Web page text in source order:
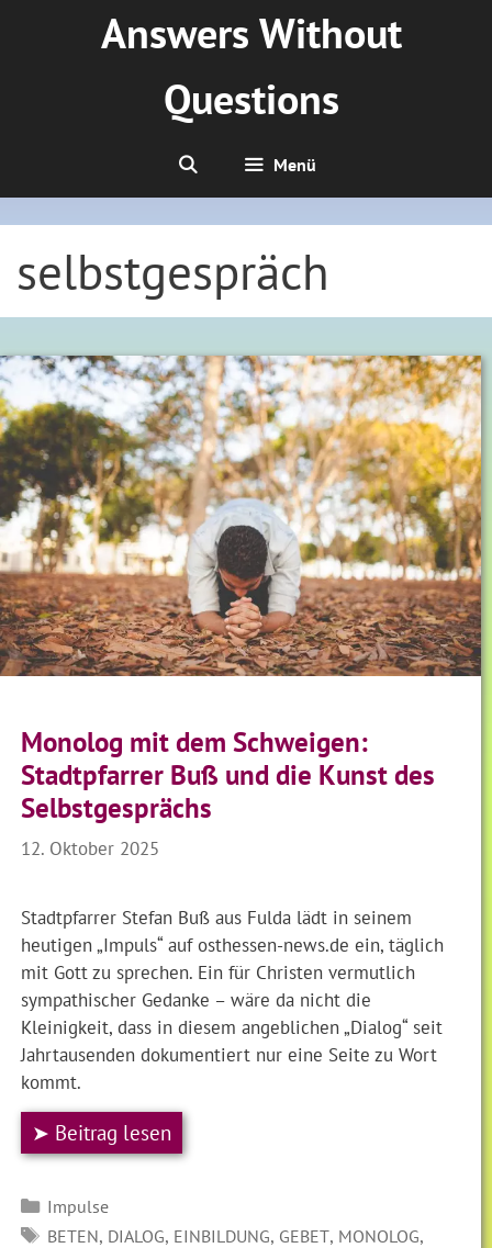
Answers Without
Questions
Menü
selbstgespräch
Monolog mit dem Schweigen:
Stadtpfarrer Buß und die Kunst des
Selbstgesprächs
12. Oktober 2025
Stadtpfarrer Stefan Buß aus Fulda lädt in seinem
heutigen „Impuls“ auf osthessen-news.de ein, täglich
mit Gott zu sprechen. Ein für Christen vermutlich
sympathischer Gedanke – wäre da nicht die
Kleinigkeit, dass in diesem angeblichen „Dialog“ seit
Jahrtausenden dokumentiert nur eine Seite zu Wort
kommt.
➤ Beitrag lesen
Kategorien
Impulse
SCHLAGWÖRTER
BETEN, DIALOG, EINBILDUNG, GEBET, MONOLOG,